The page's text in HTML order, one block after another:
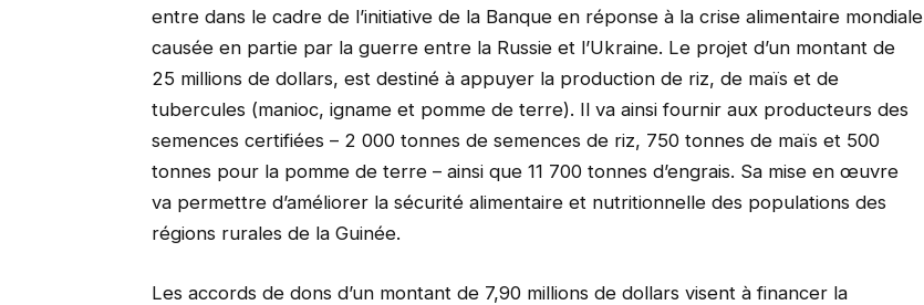
entre dans le cadre de l’initiative de la Banque en réponse à la crise alimentaire mondiale
causée en partie par la guerre entre la Russie et l’Ukraine. Le projet d’un montant de
25 millions de dollars, est destiné à appuyer la production de riz, de maïs et de
tubercules (manioc, igname et pomme de terre). Il va ainsi fournir aux producteurs des
semences certifiées – 2 000 tonnes de semences de riz, 750 tonnes de maïs et 500
tonnes pour la pomme de terre – ainsi que 11 700 tonnes d’engrais. Sa mise en œuvre
va permettre d’améliorer la sécurité alimentaire et nutritionnelle des populations des
régions rurales de la Guinée.
Les accords de dons d’un montant de 7,90 millions de dollars visent à financer la